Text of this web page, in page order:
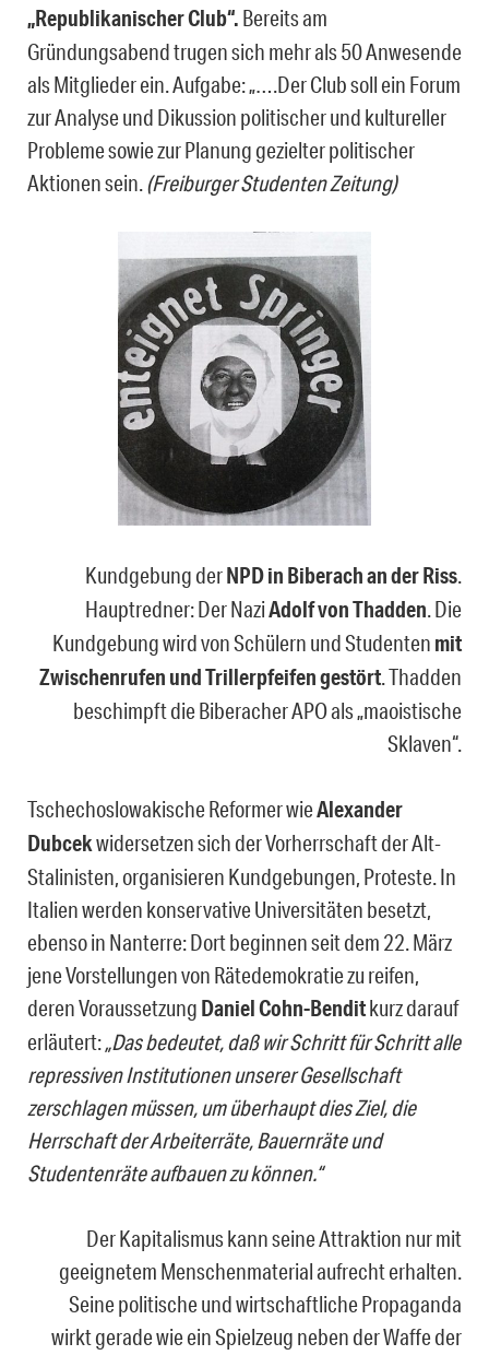
„Republikanischer Club“. Bereits am
Gründungsabend trugen sich mehr als 50 Anwesende
als Mitglieder ein. Aufgabe: „….Der Club soll ein Forum
zur Analyse und Dikussion politischer und kultureller
Probleme sowie zur Planung gezielter politischer
Aktionen sein.(Freiburger Studenten Zeitung)
Kundgebung derNPD in Biberach an der Riss.
Hauptredner: Der NaziAdolf von Thadden. Die
Kundgebung wird von Schülern und Studenten mit
Zwischenrufen und Trillerpfeifen gestört. Thadden
beschimpft die Biberacher APO als „maoistische
Sklaven“.
Tschechoslowakische Reformer wieAlexander
Dubcekwidersetzen sich der Vorherrschaft der Alt-
Stalinisten, organisieren Kundgebungen, Proteste. In
Italien werden konservative Universitäten besetzt,
ebenso in Nanterre: Dort beginnen seit dem 22. März
jene Vorstellungen von Rätedemokratie zu reifen,
deren Voraussetzung Daniel Cohn-Benditkurz darauf
erläutert:„Das bedeutet, daß wir Schritt für Schritt alle
repressiven Institutionen unserer Gesellschaft
zerschlagen müssen, um überhaupt dies Ziel, die
Herrschaft der Arbeiterräte, Bauernräte und
Studentenräte aufbauen zu können.“
Der Kapitalismus kann seine Attraktion nur mit
geeignetem Menschenmaterial aufrecht erhalten.
Seine politische und wirtschaftliche Propaganda
wirkt gerade wie ein Spielzeug neben der Waffe der